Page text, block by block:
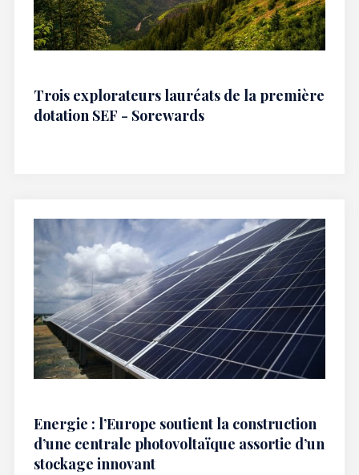
Trois explorateurs lauréats de la première
dotation SEF - Sorewards
Energie : l’Europe soutient la construction
d’une centrale photovoltaïque assortie d’un
stockage innovant